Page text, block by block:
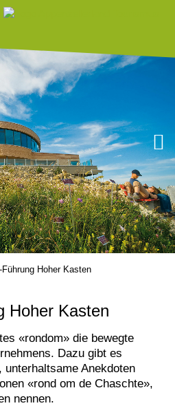
Führung Hoher Kasten
Hoher Kasten
«rondom» die bewegte
Dazu gibt es
Anekdoten
«rond om de Chaschte»,
nennen.